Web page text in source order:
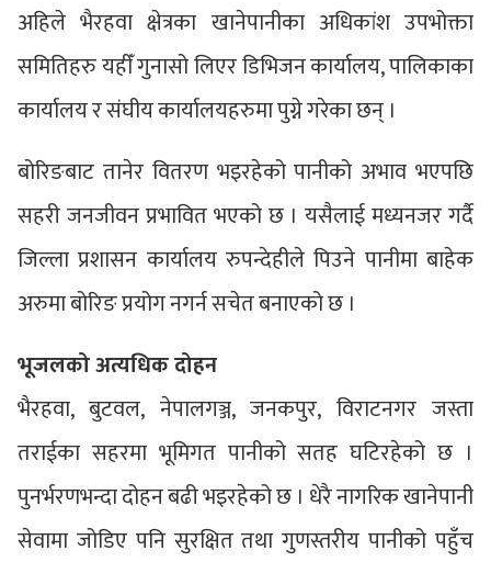
अहिले भैरहवा क्षेत्रका खानेपानीका अधिकांश उपभोक्ता
समितिहरु यहीँ गुनासो लिएर डिभिजन कार्यालय, पालिकाका
कार्यालय र संघीय कार्यालयहरुमा पुग्ने गरेका छन् ।
बोरिङबाट तानेर वितरण भइरहेको पानीको अभाव भएपछि
सहरी जनजीवन प्रभावित भएको छ । यसैलाई मध्यनजर गर्दै
जिल्ला प्रशासन कार्यालय रुपन्देहीले पिउने पानीमा बाहेक
अरुमा बोरिङ प्रयोग नगर्न सचेत बनाएको छ ।
भूजलको अत्यधिक दोहन
भैरहवा, बुटवल, नेपालगञ्ज, जनकपुर, विराटनगर जस्ता
तराईका सहरमा भूमिगत पानीको सतह घटिरहेको छ ।
पुनर्भरणभन्दा दोहन बढी भइरहेको छ । धेरै नागरिक खानेपानी
सेवामा जोडिए पनि सुरक्षित तथा गुणस्तरीय पानीको पहुँच